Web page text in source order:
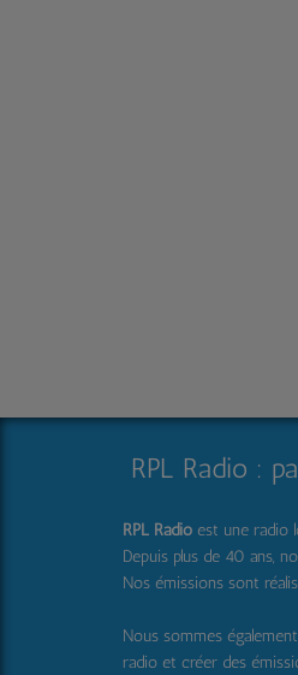
RPL Radio :
RPL Radio est une radio
Depuis plus de 40 ans,
Nos émissions sont
Nous sommes
radio et créer des